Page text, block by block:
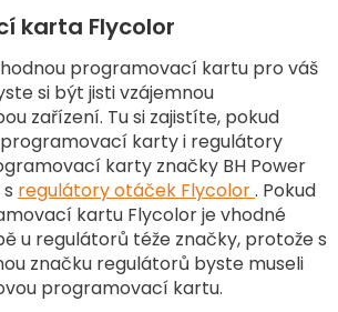
l
á
d
a
c
í
p
r
v
k
y
v
ý
p
karta Flycolor
programovací kartu pro váš
si být jisti vzájemnou
zařízení. Tu si zajistíte, pokud
karty i regulátory
karty značky BH Power
regulátory otáček Flycolor. Pokud
kartu Flycolor je vhodné
u regulátorů téže značky, protože s
značku regulátorů byste museli
programovací kartu.